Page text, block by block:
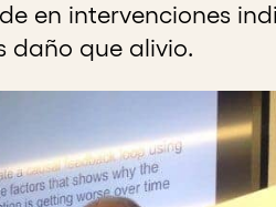
en intervenciones
daño que alivio.